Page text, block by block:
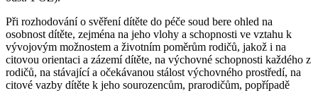
Při rozhodování o svěření dítěte do péče soud bere ohled na
osobnost dítěte, zejména na jeho vlohy a schopnosti ve vztahu k
vývojovým možnostem a životním poměrům rodičů, jakož i na
citovou orientaci a zázemí dítěte, na výchovné schopnosti každého z
rodičů, na stávající a očekávanou stálost výchovného prostředí, na
citové vazby dítěte k jeho sourozencům, prarodičům, popřípadě